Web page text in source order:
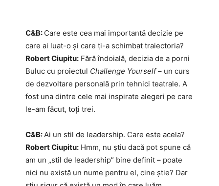
C&B: Care este cea mai importantă decizie pe
care ai luat-o și care ți-a schimbat traiectoria?
Robert Ciupitu: Fără îndoială, decizia de a porni
Buluc cu proiectul Challenge Yourself– un curs
de dezvoltare personală prin tehnici teatrale. A
fost una dintre cele mai inspirate alegeri pe care
le-am făcut, toți trei.
C&B:Ai un stil de leadership. Care este acela?
Robert Ciupitu: Hmm, nu știu dacă pot spune că
am un „stil de leadership” bine definit – poate
nici nu există un nume pentru el, cine știe? Dar